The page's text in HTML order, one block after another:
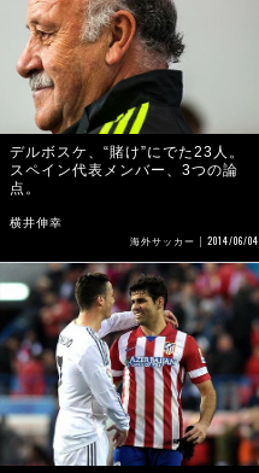
デルボスケ、“賭け”にでた23人。
スペイン代表メンバー、3つの論
点。
横井伸幸
海外サッカー 2014/06/04